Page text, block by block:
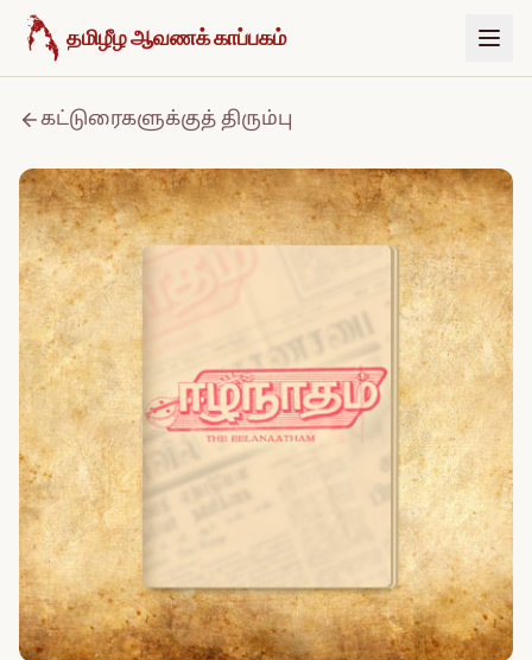
உள்ளடக்கத்திற்குச் செல்க
தமிழீழ ஆவணக் காப்பகம்
கட்டுரைகளுக்குத் திரும்பு